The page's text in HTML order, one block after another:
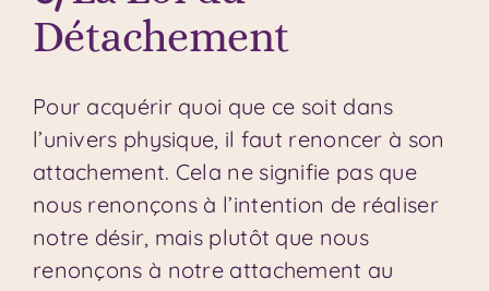
Détachement
Pour acquérir quoi que ce soit dans
l’univers physique, il faut renoncer à son
attachement. Cela ne signifie pas que
nous renonçons à l’intention de réaliser
notre désir, mais plutôt que nous
renonçons à notre attachement au